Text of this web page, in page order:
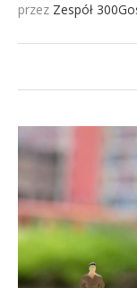
przez Zespół